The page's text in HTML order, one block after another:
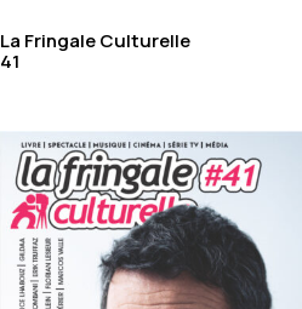
La Fringale Culturelle
41
Urban Oasis
Transforming